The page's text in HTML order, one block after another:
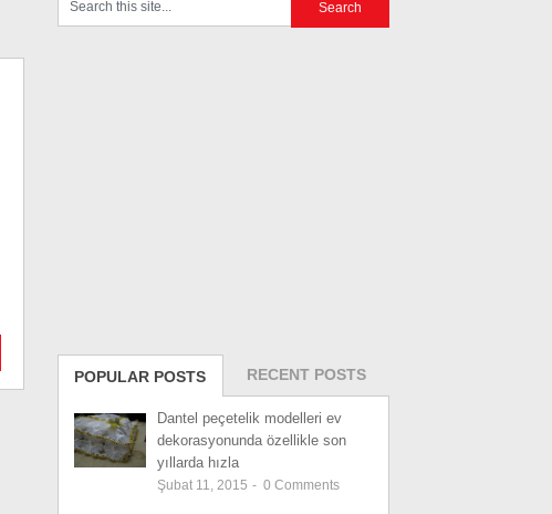
POPULAR POSTS RECENT POSTS
Dantel peçetelik modelleri ev
dekorasyonunda özellikle son
yıllarda hızla
Şubat 11, 2015 - 0 Comments